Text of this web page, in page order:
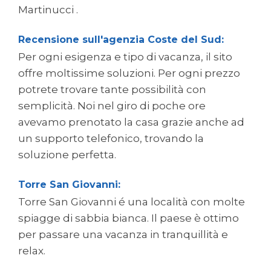
Martinucci .
Recensione sull'agenzia Coste del Sud:
Per ogni esigenza e tipo di vacanza, il sito
offre moltissime soluzioni. Per ogni prezzo
potrete trovare tante possibilità con
semplicità. Noi nel giro di poche ore
avevamo prenotato la casa grazie anche ad
un supporto telefonico, trovando la
soluzione perfetta.
Torre San Giovanni:
Torre San Giovanni é una località con molte
spiagge di sabbia bianca. Il paese è ottimo
per passare una vacanza in tranquillità e
relax.